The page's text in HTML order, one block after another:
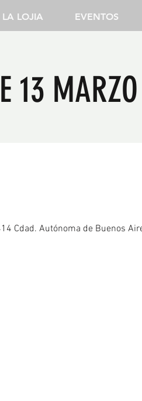
LA LOJIA EVENTOS
13
Cdad. Autónoma de Buenos